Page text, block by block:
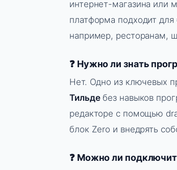
интернет-магазина или
платформа подходит
например, ресторанам,
❓ Нужно ли знать
Нет. Одно из ключевых
Тильдебез навыков
редакторе с помощью
блок Zero и внедрять
❓ Можно ли